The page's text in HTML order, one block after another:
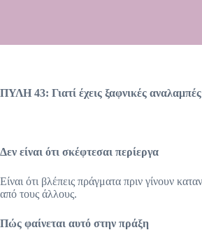
ΠΥΛΗ 43: Γιατί έχεις ξαφνικές
Δεν είναι ότι σκέφτεσαι περίεργα
Είναι ότι βλέπεις πράγματα πριν γίνουν
από τους άλλους.
Πώς φαίνεται αυτό στην πράξη